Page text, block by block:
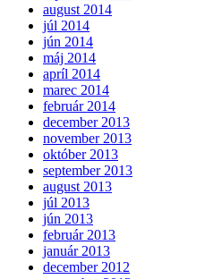
august 2014
júl 2014
jún 2014
máj 2014
apríl 2014
marec 2014
február 2014
december 2013
november 2013
október 2013
september 2013
august 2013
júl 2013
jún 2013
február 2013
január 2013
december 2012